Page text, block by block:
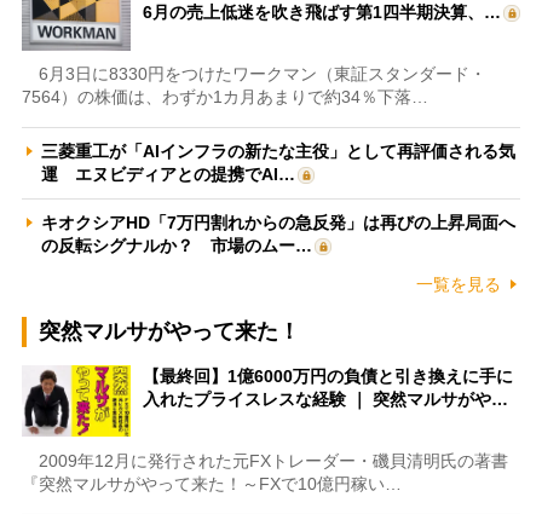
6月の売上低迷を吹き飛ばす第1四半期決算、…
6月3日に8330円をつけたワークマン（東証スタンダード・
7564）の株価は、わずか1カ月あまりで約34％下落…
三菱重工が「AIインフラの新たな主役」として再評価される気
運 エヌビディアとの提携でAI…
キオクシアHD「7万円割れからの急反発」は再びの上昇局面へ
の反転シグナルか？ 市場のムー…
一覧を見る
突然マルサがやって来た！
【最終回】1億6000万円の負債と引き換えに手に
入れたプライスレスな経験 ｜ 突然マルサがや…
2009年12月に発行された元FXトレーダー・磯貝清明氏の著書
『突然マルサがやって来た！～FXで10億円稼い…